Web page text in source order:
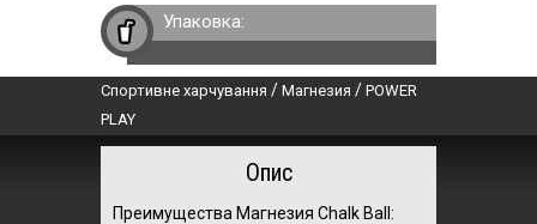
Упаковка:
Спортивне харчування / Магнезия / POWER
PLAY
Опис
Преимущества Магнезия Chalk Ball: